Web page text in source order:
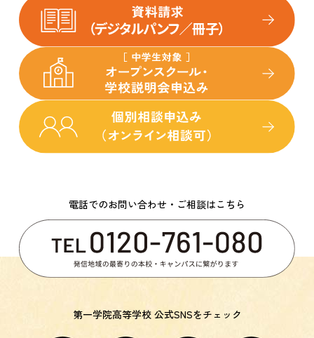
電話でのお問い合わせ・ご相談はこちら
第一学院高等学校 公式SNSをチェック